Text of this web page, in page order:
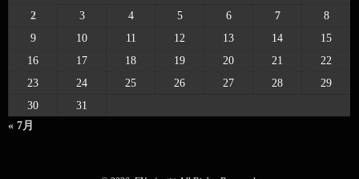
2
3 4 5 6 7
8
9
10 11 12 13 14
15
16
17 18 19 20 21
22
23
24 25 26 27 28
29
30
31
« 7月